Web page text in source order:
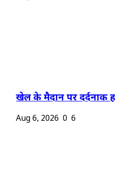
खेल के मैदान पर दर्दनाक
Aug 6, 2026 0 6